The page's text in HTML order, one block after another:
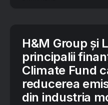
H&M Group și
principalii
Climate Fund
reducerea
din industria